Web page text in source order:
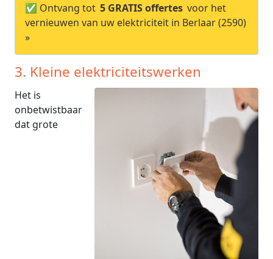
✅ Ontvang tot 5 GRATIS offertes voor het
vernieuwen van uw elektriciteit in Berlaar (2590)
»
3. Kleine elektriciteitswerken
Het is
onbetwistbaar
dat grote